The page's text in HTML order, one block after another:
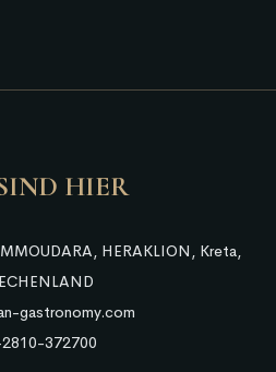
HIER
HERAKLION, Kreta,
gastronomy.com
372700